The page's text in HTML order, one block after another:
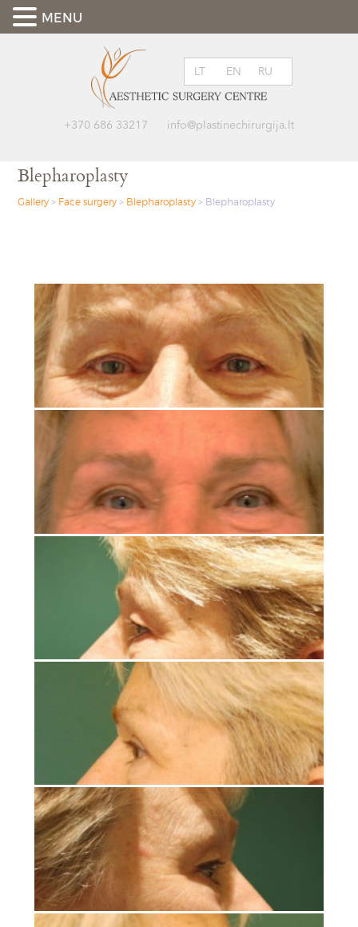
+370 686 33217 info@plastinechirurgija.lt
LT EN RU
Blepharoplasty
Gallery > Face surgery > Blepharoplasty > Blepharoplasty
MENU